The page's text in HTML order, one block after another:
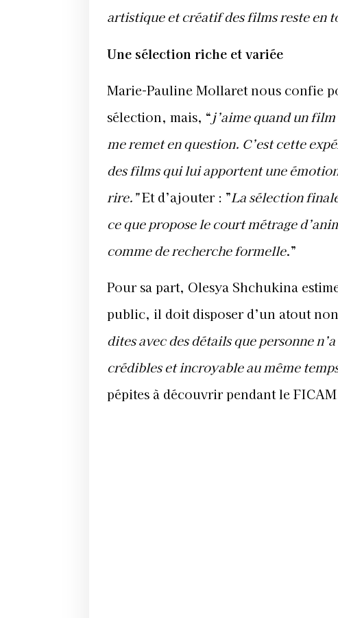
artistique et créatif des films reste en
Une sélection riche et variée
Marie-Pauline Mollaret nous confie
sélection, mais, “j’aime quand un
me remet en question. C’est cette
des films qui lui apportent une
rire.”Et d’ajouter : ”La sélection
ce que propose le court métrage
comme de recherche formelle.”
Pour sa part, Olesya Shchukina
public, il doit disposer d’un atout
dites avec des détails que personne
crédibles et incroyable au même
pépites à découvrir pendant le